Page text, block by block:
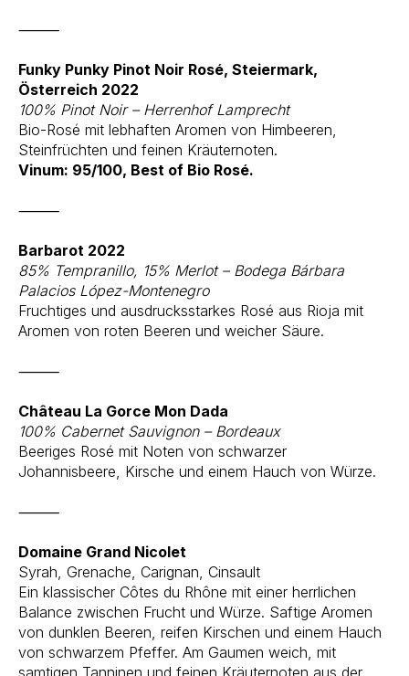
⸻
Funky Punky Pinot Noir Rosé, Steiermark,
Österreich 2022
100% Pinot Noir – Herrenhof Lamprecht
Bio-Rosé mit lebhaften Aromen von Himbeeren,
Steinfrüchten und feinen Kräuternoten.
Vinum: 95/100, Best of Bio Rosé.
⸻
Barbarot 2022
85% Tempranillo, 15% Merlot – Bodega Bárbara
Palacios López-Montenegro
Fruchtiges und ausdrucksstarkes Rosé aus Rioja mit
Aromen von roten Beeren und weicher Säure.
⸻
Château La Gorce Mon Dada
100% Cabernet Sauvignon – Bordeaux
Beeriges Rosé mit Noten von schwarzer
Johannisbeere, Kirsche und einem Hauch von Würze.
⸻
Domaine Grand Nicolet
Syrah, Grenache, Carignan, Cinsault
Ein klassischer Côtes du Rhône mit einer herrlichen
Balance zwischen Frucht und Würze. Saftige Aromen
von dunklen Beeren, reifen Kirschen und einem Hauch
von schwarzem Pfeffer. Am Gaumen weich, mit